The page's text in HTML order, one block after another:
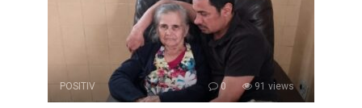
POSITIV 0 91 views